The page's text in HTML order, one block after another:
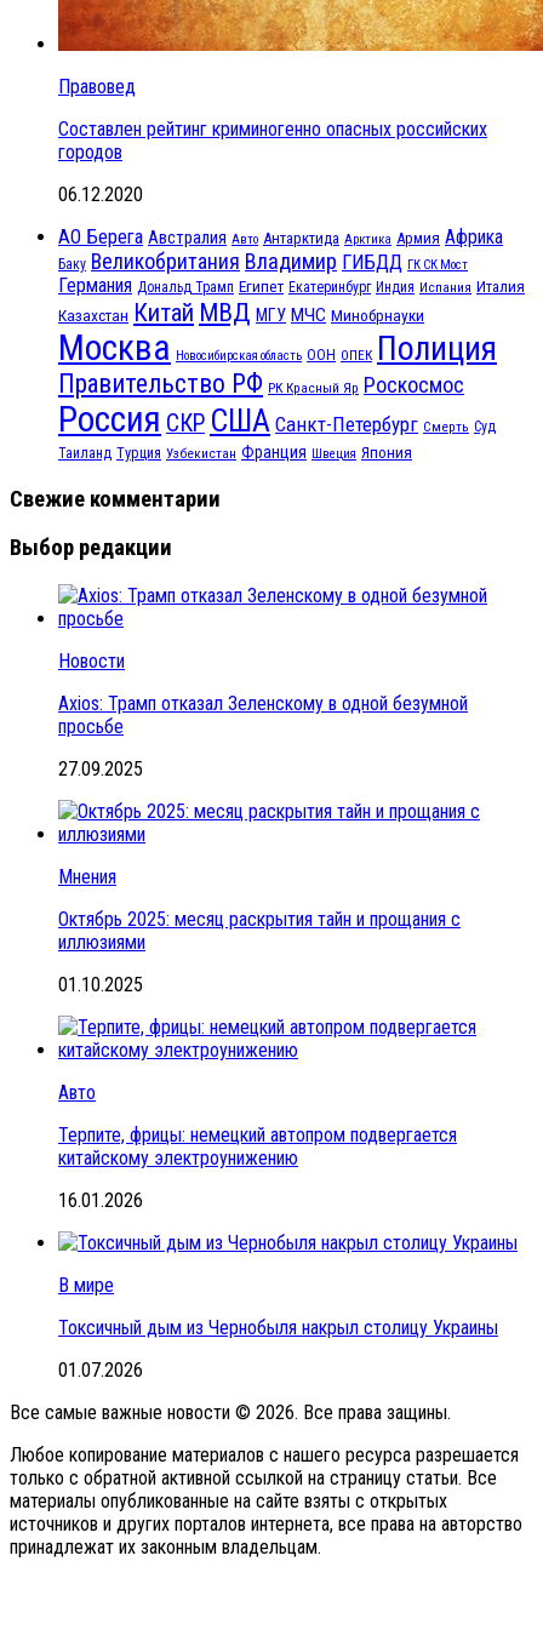
Правовед
Составлен рейтинг криминогенно опасных российских
городов
06.12.2020
АО Берега Австралия Авто Антарктида Арктика Армия Африка
Баку Великобритания Владимир ГИБДД ГК СК Мост
Германия Дональд Трамп Египет Екатеринбург Индия Испания Италия
Казахстан Китай МВД МГУ МЧС Минобрнауки
Москва Новосибирская область ООН ОПЕК Полиция
Правительство РФ РК Красный Яр Роскосмос
Россия СКР США Санкт-Петербург Смерть Суд
Таиланд Турция Узбекистан Франция Швеция Япония
Свежие комментарии
Выбор редакции
Новости
Axios: Трамп отказал Зеленскому в одной безумной
просьбе
27.09.2025
Мнения
Октябрь 2025: месяц раскрытия тайн и прощания с
иллюзиями
01.10.2025
Авто
Терпите, фрицы: немецкий автопром подвергается
китайскому электроунижению
16.01.2026
В мире
Токсичный дым из Чернобыля накрыл столицу Украины
01.07.2026
Все самые важные новости © 2026. Все права защины.
Любое копирование материалов с нашего ресурса разрешается
только с обратной активной ссылкой на страницу статьи. Все
материалы опубликованные на сайте взяты с открытых
источников и других порталов интернета, все права на авторство
принадлежат их законным владельцам.